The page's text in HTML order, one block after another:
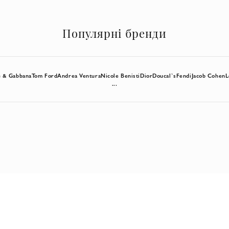
Популярні бренди
GabbanaTom FordAndrea VenturaNicole BenistiDiorDoucal`sFendiJacob Cohen
...